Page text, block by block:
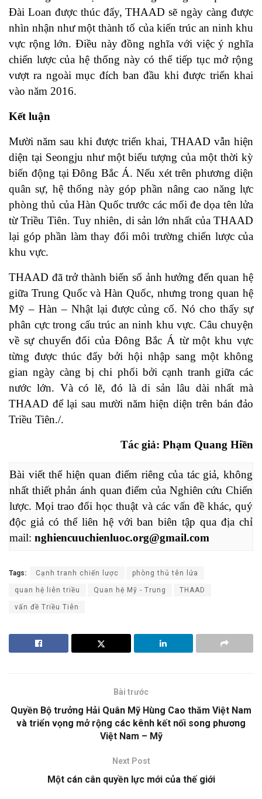
Đài Loan được thúc đẩy, THAAD sẽ ngày càng được
nhìn nhận như một thành tố của kiến trúc an ninh khu
vực rộng lớn. Điều này đồng nghĩa với việc ý nghĩa
chiến lược của hệ thống này có thể tiếp tục mở rộng
vượt ra ngoài mục đích ban đầu khi được triển khai
vào năm 2016.
Kết luận
Mười năm sau khi được triển khai, THAAD vẫn hiện
diện tại Seongju như một biểu tượng của một thời kỳ
biến động tại Đông Bắc Á. Nếu xét trên phương diện
quân sự, hệ thống này góp phần nâng cao năng lực
phòng thủ của Hàn Quốc trước các mối đe dọa tên lửa
từ Triều Tiên. Tuy nhiên, di sản lớn nhất của THAAD
lại góp phần làm thay đổi môi trường chiến lược của
khu vực.
THAAD đã trở thành biến số ảnh hưởng đến quan hệ
giữa Trung Quốc và Hàn Quốc, nhưng trong quan hệ
Mỹ – Hàn – Nhật lại được củng cố. Nó cho thấy sự
phân cực trong cấu trúc an ninh khu vực. Câu chuyện
về sự chuyển đổi của Đông Bắc Á từ một khu vực
từng được thúc đẩy bởi hội nhập sang một không
gian ngày càng bị chi phối bởi cạnh tranh giữa các
nước lớn. Và có lẽ, đó là di sản lâu dài nhất mà
THAAD để lại sau mười năm hiện diện trên bán đảo
Triều Tiên./.
Tác giả: Phạm Quang Hiền
Bài viết thể hiện quan điểm riêng của tác giả, không
nhất thiết phản ánh quan điểm của Nghiên cứu Chiến
lược. Mọi trao đổi học thuật và các vấn đề khác, quý
độc giả có thể liên hệ với ban biên tập qua địa chỉ
mail: nghiencuuchienluoc.org@gmail.com
Tags: Cạnh tranh chiến lược phòng thủ tên lửa
quan hệ liên triều Quan hệ Mỹ - Trung THAAD
vấn đề Triều Tiên
Bài trước
Quyền Bộ trưởng Hải Quân Mỹ Hùng Cao thăm Việt Nam
và triển vọng mở rộng các kênh kết nối song phương
Việt Nam – Mỹ
Next Post
Một cán cân quyền lực mới của thế giới